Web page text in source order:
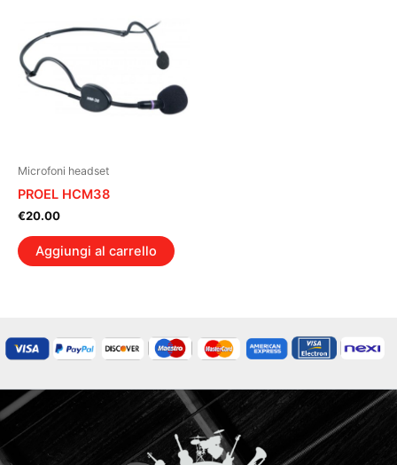
Microfoni headset
PROEL HCM38
€20.00
Aggiungi al carrello